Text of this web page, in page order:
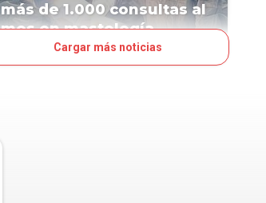
más de 1.000 consultas al
mes en mastología
Cargar más noticias